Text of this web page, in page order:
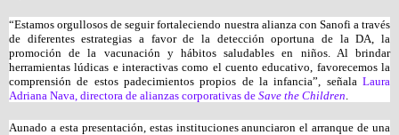
“Estamos orgullosos de seguir fortaleciendo nuestra alianza con Sanofi a través
de diferentes estrategias a favor de la detección oportuna de la DA, la
promoción de la vacunación y hábitos saludables en niños. Al brindar
herramientas lúdicas e interactivas como el cuento educativo, favorecemos la
comprensión de estos padecimientos propios de la infancia”, señala Laura
Adriana Nava, directora de alianzas corporativas de Save the Children
Aunado a esta presentación, estas instituciones anunciaron el arranque de una